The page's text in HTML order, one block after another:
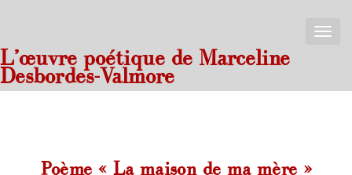
Toggle
L’œuvre poétique de Marceline
Desbordes-Valmore
Poème « La maison de ma mère »